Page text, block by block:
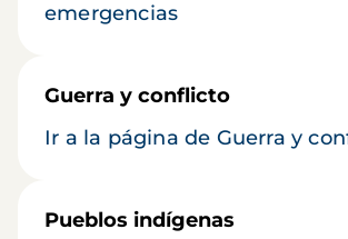
emergencias
Guerra y conflicto
Ir a la página de Guerra y
Pueblos indígenas